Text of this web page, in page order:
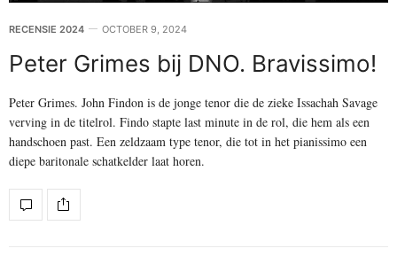
RECENSIE 2024 OCTOBER 9, 2024
Peter Grimes bij DNO. Bravissimo!
Peter Grimes. John Findon is de jonge tenor die de zieke Issachah Savage
verving in de titelrol. Findo stapte last minute in de rol, die hem als een
handschoen past. Een zeldzaam type tenor, die tot in het pianissimo een
diepe baritonale schatkelder laat horen.